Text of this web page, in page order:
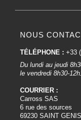
NOUS
TÉLÉPHONE : +33
Du lundi au jeudi
le vendredi 8h30-
COURRIER :
Carross SAS
6 rue des sources
69230 SAINT